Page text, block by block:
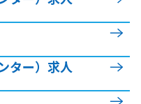
ター）求人